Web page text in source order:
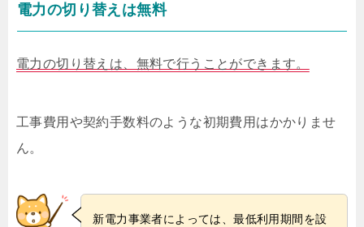
電力の切り替えは無料
電力の切り替えは、無料で行うことができます。
工事費用や契約手数料のような初期費用はかかりませ
ん。
新電力事業者によっては、最低利用期間を設